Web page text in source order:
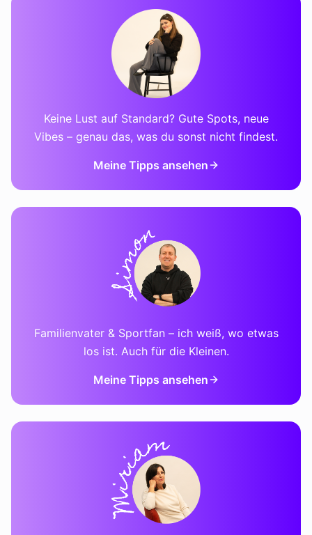
Keine Lust auf Standard? Gute Spots, neue
Vibes – genau das, was du sonst nicht findest.
Meine Tipps ansehen
Familienvater & Sportfan – ich weiß, wo etwas
los ist. Auch für die Kleinen.
Meine Tipps ansehen